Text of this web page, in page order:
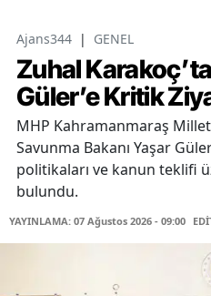
Ajans344 | GENEL
Zuhal
Güler’e Kritik
MHP Kahramanmaraş
Savunma Bakanı Yaşar
politikaları ve kanun teklifi
bulundu.
YAYINLAMA: 07 Ağustos 2026 - 09:00